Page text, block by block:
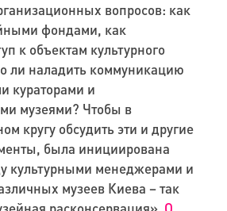
вопросов: как
фондами, как
к объектам культурного
ли наладить коммуникацию
кураторами и
музеями? Чтобы в
кругу обсудить эти и другие
была инициирована
культурными менеджерами и
музеев Киева – так